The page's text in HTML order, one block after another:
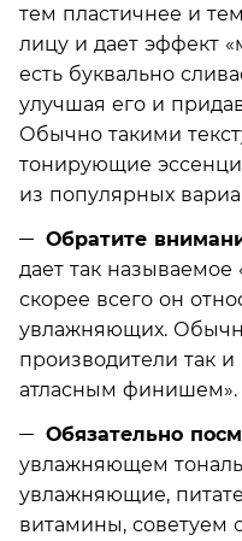
тем пластичнее и
лицу и дает эффект
есть буквально
улучшая его и
Обычно такими
тонирующие
из популярных
Обратите
дает так называемое
скорее всего он
увлажняющих.
производители так
атласным финишем».
Обязательно
увлажняющем
увлажняющие,
витамины, советуем